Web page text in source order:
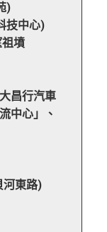
)
技中心)
墳
昌行汽車
中心」、
河東路)